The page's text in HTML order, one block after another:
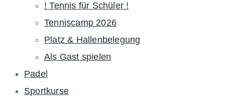
! Tennis für Schüler !
Tenniscamp 2026
Platz & Hallenbelegung
Als Gast spielen
Padel
Sportkurse